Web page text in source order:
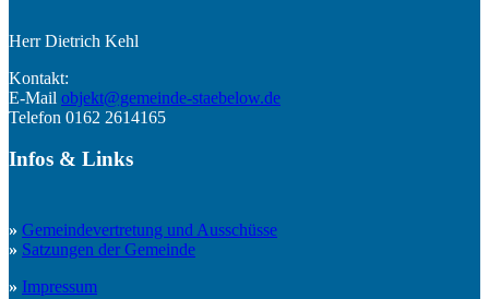
Herr Dietrich Kehl
Kontakt:
E-Mail objekt@gemeinde-staebelow.de
Telefon 0162 2614165
Infos & Links
» Gemeindevertretung und Ausschüsse
» Satzungen der Gemeinde
» Impressum